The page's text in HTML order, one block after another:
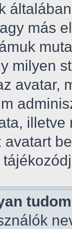
más
milyen
avatar,
avatart